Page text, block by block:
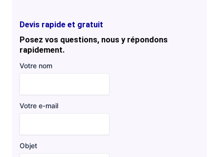
Devis rapide et gratuit
Posez vos questions, nous y répondons
rapidement.
Votre nom
Votre e-mail
Objet